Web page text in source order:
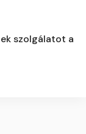
szolgálatot a